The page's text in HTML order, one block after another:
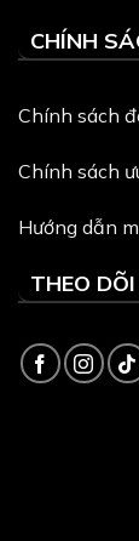
CHÍNH
Chính sách
Chính sách
Hướng dẫn
THEO